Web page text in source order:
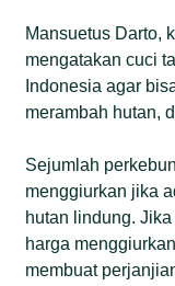
Mansuetus Darto,
mengatakan cuci
Indonesia agar
merambah hutan,
Sejumlah
menggiurkan jika
hutan lindung.
harga
membuat